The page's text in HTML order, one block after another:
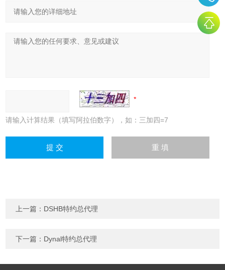
请输入计算结果（填写阿拉伯数字），如：三加四=7
上一篇： DSHB特约总代理
下一篇： Dynal特约总代理